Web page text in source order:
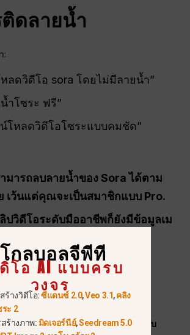
ดลายน้ำ
:
ลดวิดีโอ sora โดยไม่มีลายน้ำ”
ำโซระ ฟรี”
โหลดวิดีโอโซระแบบคมชัด”
มารถลบลายน้ำของ Sora ได้ตาม
เว้นแต่คุณจะเป็นสมาชิกแบบ Pro.
ปวิดีโอระดับมืออาชีพก็ยังมีข้อมูลเม
ได้.
ห้ามการหลีกเลี่ยงการฝังลายน้ำ
วิธีทางเลือกเพื่อสร้างวิดีโอคุณภาพระดับ
โกลบอลจีพีที
โอ AI แบบครบ
วงจร
สร้างวิดีโอ:ซีแดนซ์ 2.0,Veo 3.1,คลิง
ะ 2
สร้างภาพ: มิดเจอร์นีย์,Seedream 5.0